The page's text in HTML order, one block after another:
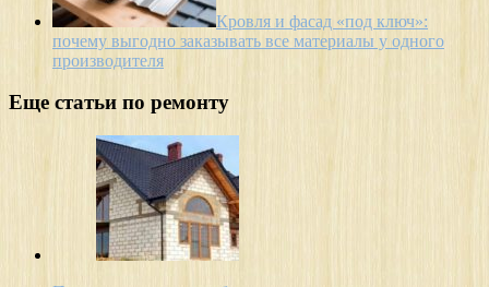
Кровля и фасад «под ключ»:
почему выгодно заказывать все материалы у одного
производителя
Еще статьи по ремонту